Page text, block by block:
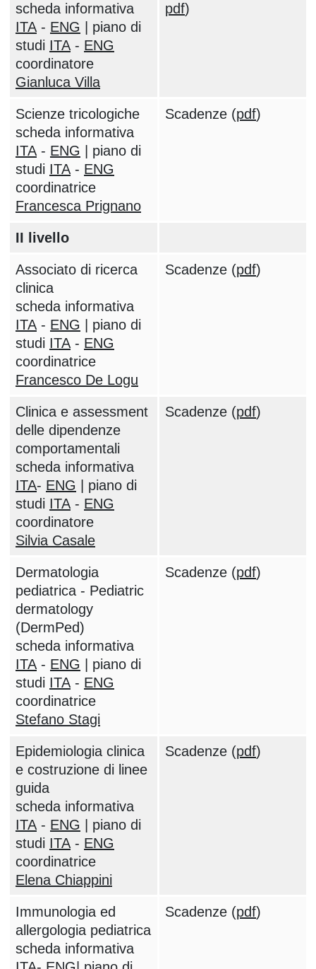
scheda informativa
ITA- ENG | piano di
studi ITA- ENG
coordinatore
Gianluca Villa
pdf)
Scienze tricologiche
scheda informativa
ITA- ENG | piano di
studi ITA- ENG
coordinatrice
Francesca Prignano
Scadenze (pdf)
II livello
Associato di ricerca
clinica
scheda informativa
ITA- ENG | piano di
studi ITA- ENG
coordinatrice
Francesco De Logu
Scadenze (pdf)
Clinica e assessment
delle dipendenze
comportamentali
scheda informativa
ITA- ENG | piano di
studi ITA- ENG
coordinatore
Silvia Casale
Scadenze (pdf)
Dermatologia
pediatrica - Pediatric
dermatology
(DermPed)
scheda informativa
ITA- ENG | piano di
studi ITA- ENG
coordinatrice
Stefano Stagi
Scadenze (pdf)
Epidemiologia clinica
e costruzione di linee
guida
scheda informativa
ITA- ENG | piano di
studi ITA- ENG
coordinatrice
Elena Chiappini
Scadenze (pdf)
Immunologia ed
allergologia pediatrica
scheda informativa
Scadenze (pdf)